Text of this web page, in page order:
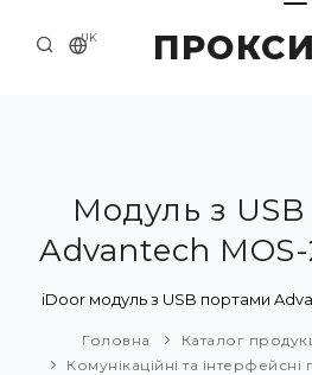
UK
ПРО НАС
ПРИКЛАДИ ТА РІШЕННЯ
КАТАЛОГ ПРОДУКЦІЇ
НОВИНИ
Модуль з
Advantech MOS-
iDoor модуль з USB портами
Головна Каталог
Комунікаційні та інтерфейсні